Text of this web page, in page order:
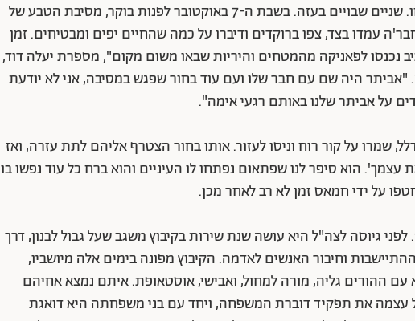
הם היו ארבעה חברים. שניים נרצחו. שניים שבויים בעזה. בשבת ה-7 באוקטובר לפנות בוקר, מסיבת הטבע של
עמדו בצד, צפו ברוקדים ודיברו על כמה שהחיים יפים ומבטיחים. זמן
נכנסו לפאניקה מהמטחים והיריות שבאו משום מקום", מספרת יעלה דוד,
היה שם עם חבר שלו ועם עוד בחור שפגש במסיבה, אני לא יודעת
על אביתר שלנו באותם רגעי אימה".
שמרו על קור רוח וניסו לעזור. אותו בחור הצטרף אליהם לתת עזרה, ואז
הוא סיפר לנו שפתאום נפתחו לו העיניים והוא ברח כל עוד נפשו בו
יעלה, אחותו של אביתר, היא בת 18. לפני גיוסה לצה"ל היא עושה שנת שירות בקיבוץ משגב שעל גבול לבנון, דרך
וחיבור האנשים לאדמה. הקיבוץ מפונה בימים אלה מיושביו,
ההורים גליה, מורה למחול, ואבישי, אוסטאופת. איתם נמצא אחיהם
ה- 26. יעל לקחה על עצמה את תפקיד דוברת המשפחה, ויחד עם בני משפחתה היא דואגת